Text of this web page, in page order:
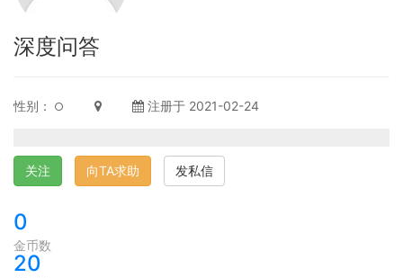
深度问答
性别： 注册于 2021-02-24
关注 向TA求助 发私信
0
金币数
20